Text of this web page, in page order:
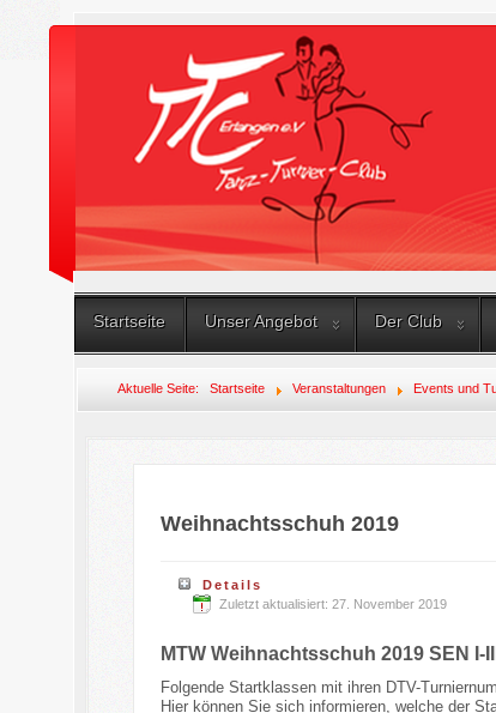
Startseite Unser Angebot Der Club
Aktuelle Seite:Startseite Veranstaltungen Events und
Weihnachtsschuh 2019
Details
Zuletzt aktualisiert: 27. November 2019
MTW Weihnachtsschuh 2019 SEN
Folgende Startklassen mit ihren DTV-
Hier können Sie sich informieren, welche der